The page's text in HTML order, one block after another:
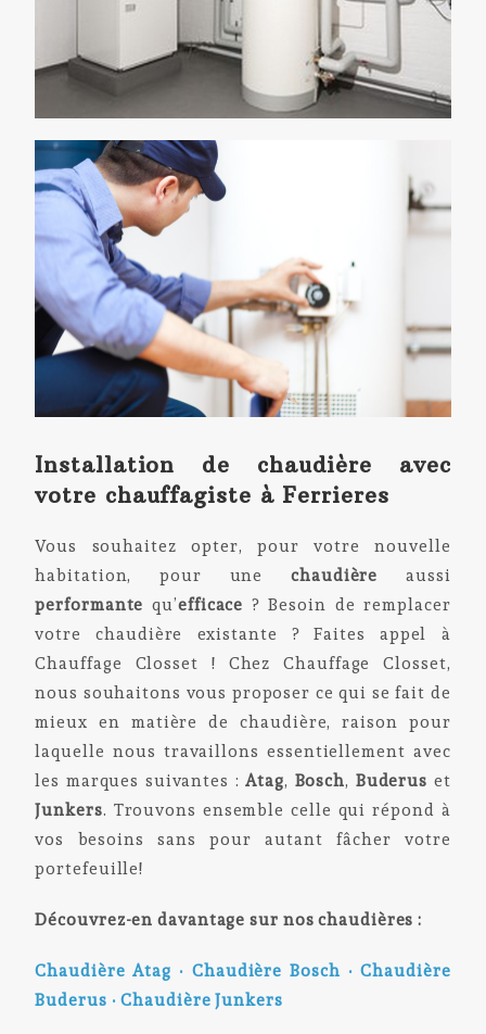
Installation de chaudière avec
votre chauffagiste à Ferrieres
Vous souhaitez opter, pour votre nouvelle
habitation, pour unechaudière aussi
performante qu’efficace ? Besoin de remplacer
votre chaudière existante ? Faites appel à
Chauffage Closset ! Chez Chauffage Closset,
nous souhaitons vous proposer ce qui se fait de
mieux en matière de chaudière, raison pour
laquelle nous travaillons essentiellement avec
les marques suivantes :Atag, Bosch, Buderus et
Junkers. Trouvons ensemble celle qui répond à
vos besoins sans pour autant fâcher votre
portefeuille!
Découvrez-en davantage sur nos chaudières :
Chaudière Atag • Chaudière Bosch •Chaudière
Buderus •Chaudière Junkers